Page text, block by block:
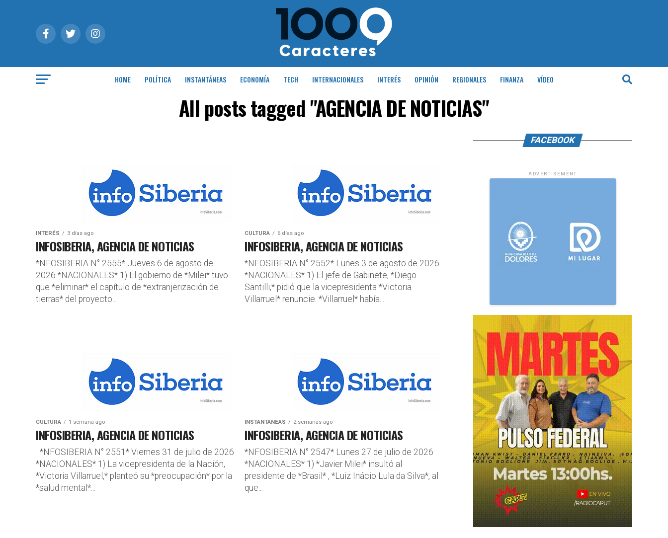
HOME POLÍTICA INSTANTÁNEAS ECONOMÍA TECH INTERNACIONALES INTERÉS OPINIÓN REGIONALES FINANZA VÍDEO
All posts tagged "AGENCIA DE NOTICIAS"
INTERÉS 3 días ago
INFOSIBERIA, AGENCIA DE NOTICIAS
*NFOSIBERIA N° 2555* Jueves 6 de agosto de
2026 *NACIONALES* 1) El gobierno de *Milei* tuvo
que *eliminar* el capítulo de *extranjerización de
tierras* del proyecto...
CULTURA 6 días ago
INFOSIBERIA, AGENCIA DE NOTICIAS
*NFOSIBERIA N° 2552* Lunes 3 de agosto de 2026
*NACIONALES* 1) El jefe de Gabinete, *Diego
Santilli,* pidió que la vicepresidenta *Victoria
Villarruel* renuncie. *Villarruel* había...
CULTURA 1 semana ago
INFOSIBERIA, AGENCIA DE NOTICIAS
*NFOSIBERIA N° 2551* Viernes 31 de julio de 2026
*NACIONALES* 1) La vicepresidenta de la Nación,
*Victoria Villarruel,* planteó su *preocupación* por la
*salud mental*...
INSTANTÁNEAS 2 semanas ago
INFOSIBERIA, AGENCIA DE NOTICIAS
*NFOSIBERIA N° 2547* Lunes 27 de julio de 2026
*NACIONALES* 1) *Javier Milei* insultó al
presidente de *Brasil* , *Luiz Inácio Lula da Silva*, al
que...
FACEBOOK
ADVERTISEMENT